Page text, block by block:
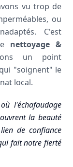
vu trop de
ou
C'est
nettoyage &
un point
"soignent" le
local.
l'échafaudage
la beauté
de confiance
fait notre fierté